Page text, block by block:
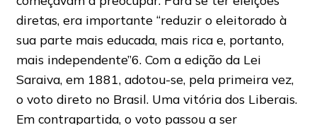
diretas, era importante “reduzir o eleitorado à
sua parte mais educada, mais rica e, portanto,
mais independente”6. Com a edição da Lei
Saraiva, em 1881, adotou-se, pela primeira vez,
o voto direto no Brasil. Uma vitória dos Liberais.
Em contrapartida, o voto passou a ser